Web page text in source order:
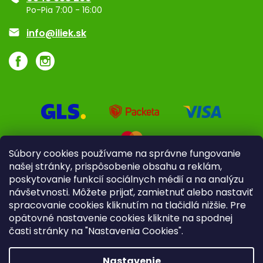
Súbory cookies používame na správne fungovanie
našej stránky, prispôsobenie obsahu a reklám,
poskytovanie funkcií sociálnych médií a na analýzu
návšetvnosti. Môžete prijať, zamietnuť alebo nastaviť
spracovanie cookies kliknutím na tlačidlá nižšie. Pre
opätovné nastavenie cookies kliknite na spodnej
časti stránky na "Nastavenia Cookies".
Značky
Po-Pia 7:00 - 16:00
info@iliek.sk
Pre firmy Poradenstvo